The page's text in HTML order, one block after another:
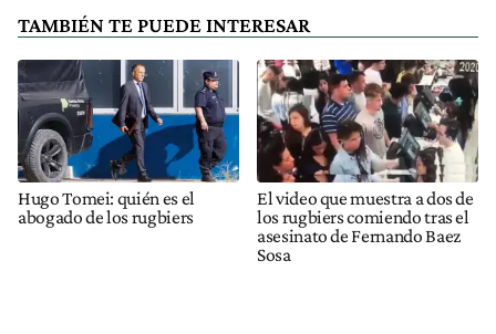
TAMBIÉN TE PUEDE INTERESAR
Hugo Tomei: quién es el
abogado de los rugbiers
El video que muestra a dos de
los rugbiers comiendo tras el
asesinato de Fernando Baez
Sosa